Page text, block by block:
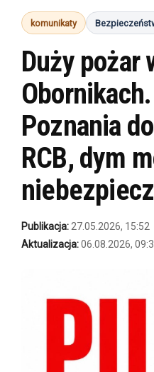
komunikaty
Duży pożar
Poznania
RCB, dym
Publikacja: 27.05.2026, 15:52
Aktualizacja:06.08.2026,